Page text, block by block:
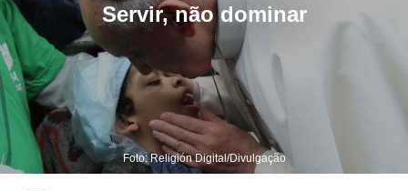
Servir, não dominar
Foto: Religión Digital/Divulgação